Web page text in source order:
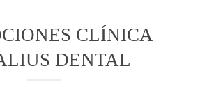
CLÍNICA
DENTAL